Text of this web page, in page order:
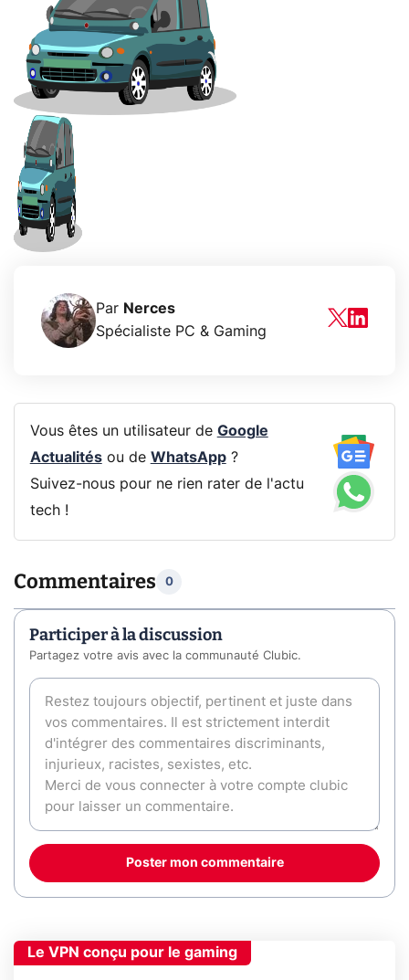
Par Nerces
Spécialiste PC & Gaming
Vous êtes un utilisateur de Google
Actualitésou de WhatsApp?
Suivez-nous pour ne rien rater de l'actu
tech !
Commentaires 0
Participer à la discussion
Partagez votre avis avec la communauté Clubic.
Poster mon commentaire
Le VPN conçu pour le gaming